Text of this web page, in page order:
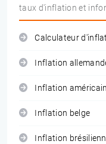
taux d'inflation et
Calculateur
Inflation
Inflation
Inflation belge
Inflation